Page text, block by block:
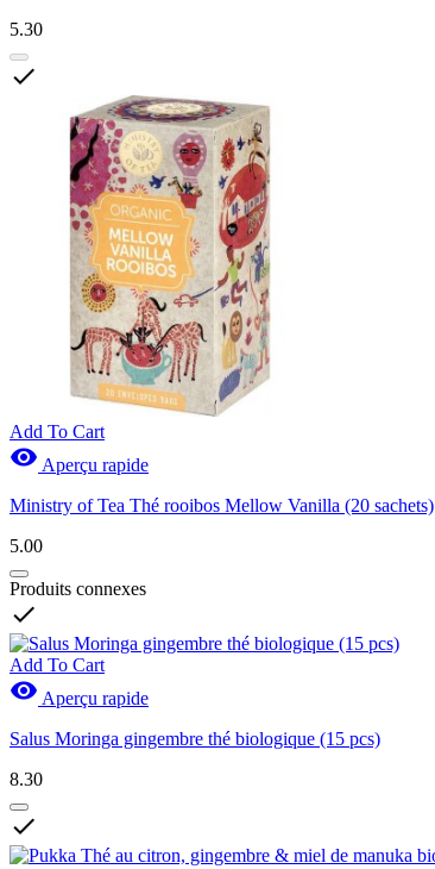
5.30

Add To Cart
 Aperçu rapide
Ministry of Tea Thé rooibos Mellow Vanilla (20 sachets)
5.00
Produits connexes

Add To Cart
 Aperçu rapide
Salus Moringa gingembre thé biologique (15 pcs)
8.30
